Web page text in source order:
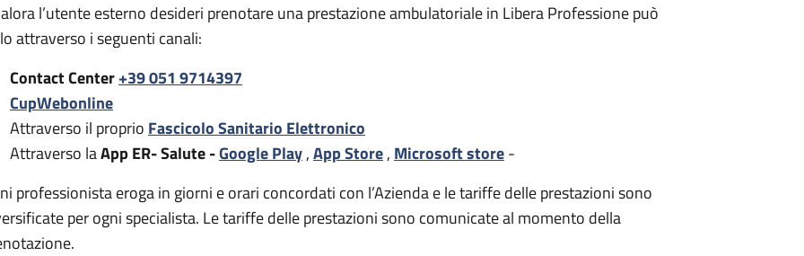
l’utente esterno desideri prenotare una prestazione ambulatoriale in Libera Professione può
attraverso i seguenti canali:
Contact Center+39 051 9714397
CupWebonline
Attraverso il proprio Fascicolo Sanitario Elettronico
Attraverso laApp ER- Salute -Google Play,App Store, Microsoft store-
professionista eroga in giorni e orari concordati con l’Azienda e le tariffe delle prestazioni sono
per ogni specialista. Le tariffe delle prestazioni sono comunicate al momento della